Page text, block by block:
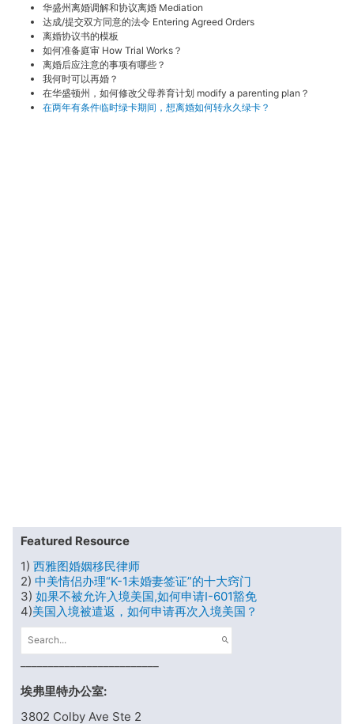
华盛州离婚调解和协议离婚 Mediation
达成/提交双方同意的法令 Entering Agreed Orders
离婚协议书的模板
如何准备庭审 How Trial Works？
离婚后应注意的事项有哪些？
我何时可以再婚？
在华盛顿州，如何修改父母养育计划 modify a parenting plan？
在两年有条件临时绿卡期间，想离婚如何转永久绿卡？
Featured Resource
1)西雅图婚姻移民律师
2)中美情侣办理“K-1未婚妻签证”的十大窍门
3)如果不被允许入境美国,如何申请I-601豁免
4)美国入境被遣返，如何申请再次入境美国？
S
a
c
h
埃弗里特办公室:
3802 Colby Ave Ste 2